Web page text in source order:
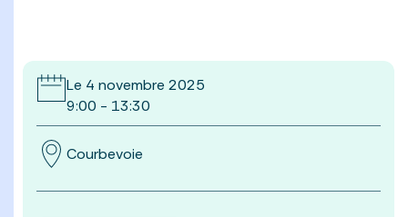
Le 4 novembre 2025
9:00 - 13:30
Courbevoie